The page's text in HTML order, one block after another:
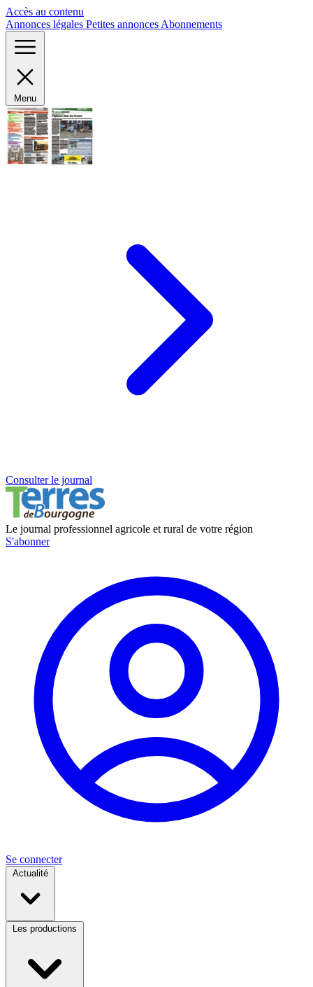
Accès au contenu
Annonces légales Petites annonces Abonnements
Menu
Consulter le journal
Le journal professionnel agricole et rural de votre région
S'abonner
Se connecter
Actualité
Les productions
Panneau de gestion des cookies